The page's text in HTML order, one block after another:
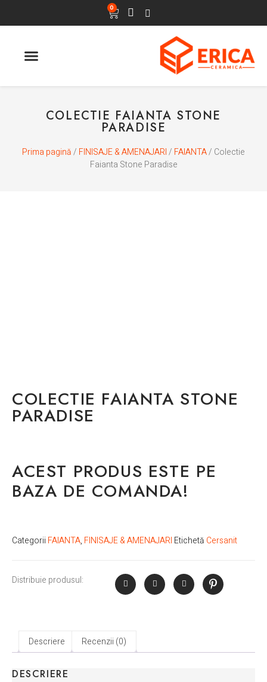
0
COLECTIE FAIANTA STONE
PARADISE
Prima pagină/ FINISAJE & AMENAJARI/ FAIANTA/ Colectie
Faianta Stone Paradise
COLECTIE FAIANTA STONE
PARADISE
ACEST PRODUS ESTE PE
BAZA DE COMANDA!
Categorii FAIANTA, FINISAJE & AMENAJARI Etichetă Cersanit
Distribuie produsul:
Descriere Recenzii (0)
DESCRIERE